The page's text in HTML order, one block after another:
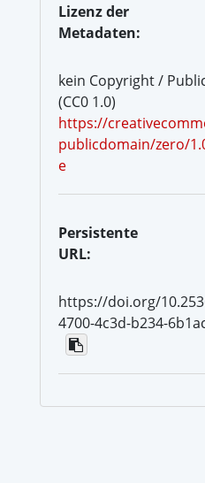
Lizenz der
Metadaten:
kein Copyright /
(CC0 1.0)
https://
publicdomain/zero/
e
Persistente
URL:
https://doi.org/
4700-4c3d-b234-